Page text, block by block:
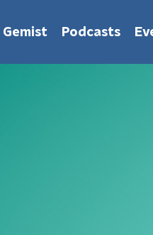
Gemist Podcasts